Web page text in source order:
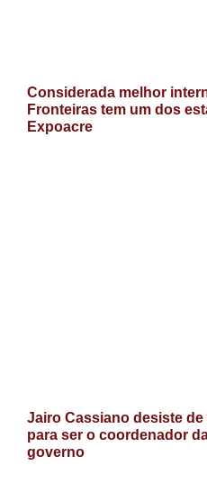
Considerada melhor
Fronteiras tem um dos
Expoacre
Jairo Cassiano desiste
para ser o coordenador
governo